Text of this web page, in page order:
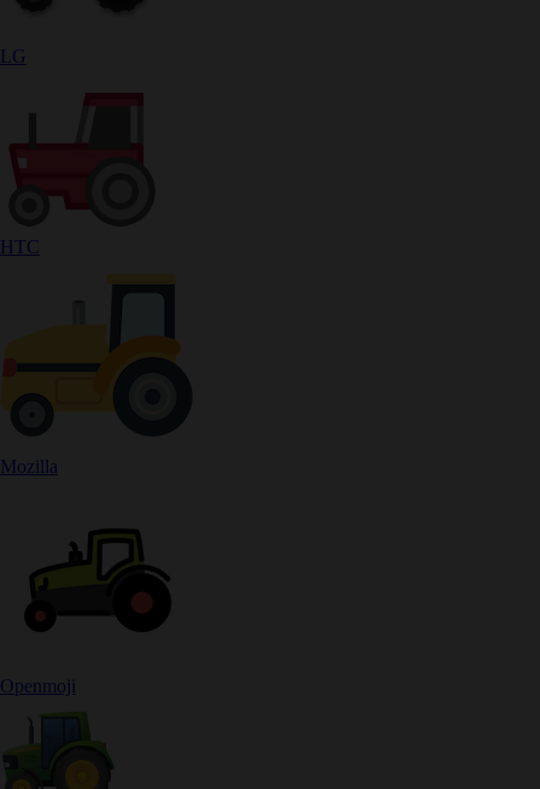
LG
HTC
Mozilla
Openmoji